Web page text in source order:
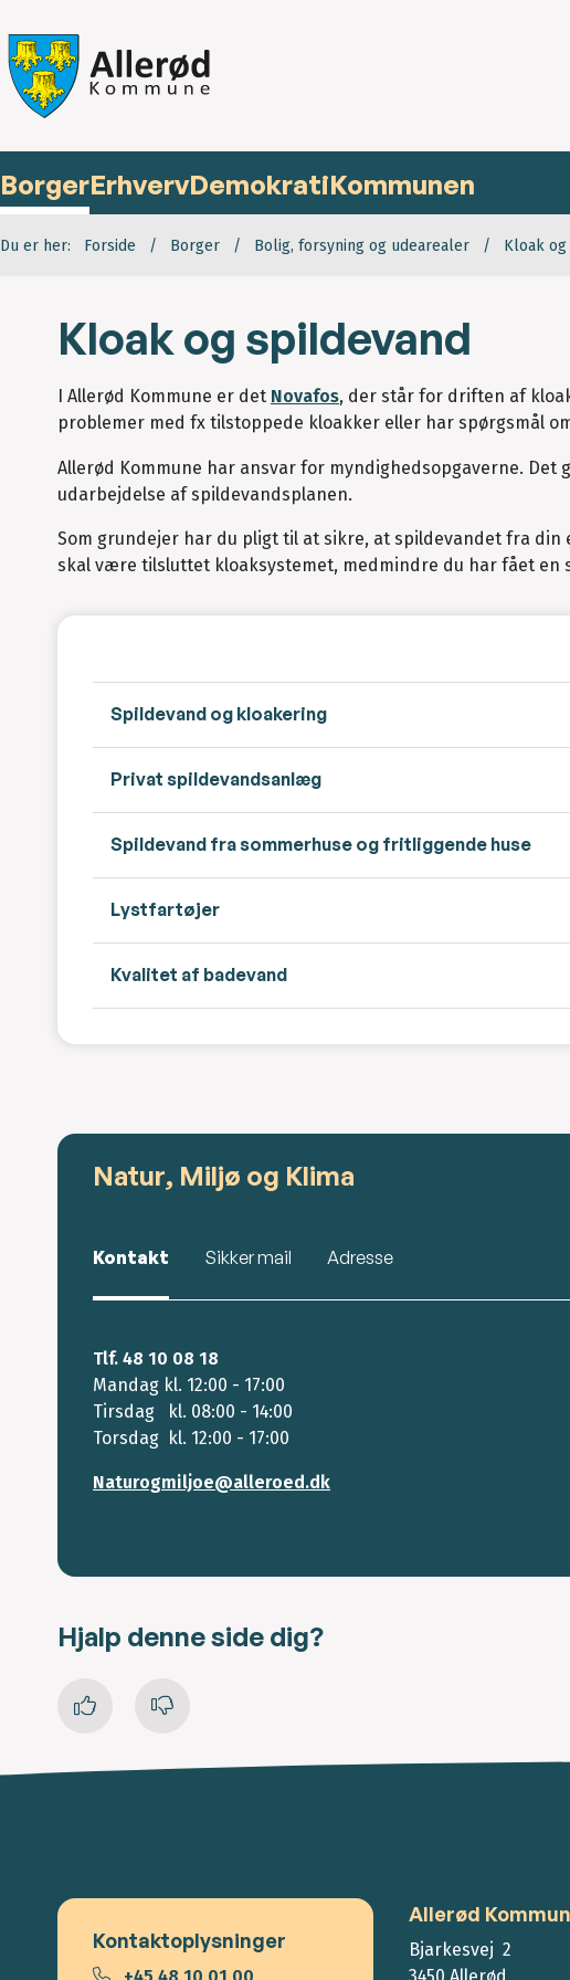
BorgerErhvervDemokratiKommunen
Du er her: Forside Borger Bolig, forsyning og udearealer Kloak og
Kloak og spildevand
I Allerød Kommune er det Novafos, der står for driften af
problemer med fx tilstoppede kloakker eller har spørgsmål
Allerød Kommune har ansvar for myndighedsopgaverne.
udarbejdelse af spildevandsplanen.
Som grundejer har du pligt til at sikre, at spildevandet fra
skal være tilsluttet kloaksystemet, medmindre du har fået en
Spildevand og kloakering
Privat spildevandsanlæg
Spildevand fra sommerhuse og fritliggende huse
Lystfartøjer
Kvalitet af badevand
Natur, Miljø og Klima
Kontakt Sikker mail Adresse
Tlf. 48 10 08 18
Mandag kl. 12:00 - 17:00
Tirsdag kl. 08:00 - 14:00
Torsdag kl. 12:00 - 17:00
Naturogmiljoe@alleroed.dk
Hjalp denne side dig?
Kontaktoplysninger
Allerød
Bjarkesvej 2